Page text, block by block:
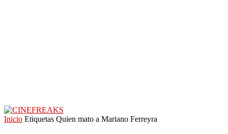
Inicio Etiquetas Quien mato a Mariano Ferreyra